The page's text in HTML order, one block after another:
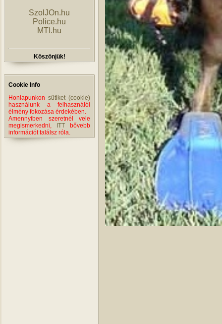
SzolJOn.hu
Police.hu
MTI.hu
Köszönjük!
Cookie Info
Honlapunkon sütiket (cookie)
használunk a felhasználói
élmény fokozása érdekében.
Amennyiben szeretnél vele
megismerkedni,
ITT bővebb
információt találsz róla.